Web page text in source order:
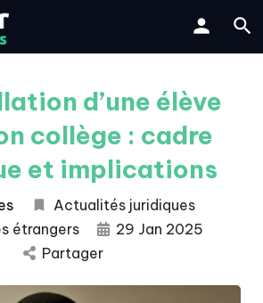
d’une élève
collège : cadre
et implications
Actualités juridiques
étrangers
29 Jan 2025
Partager